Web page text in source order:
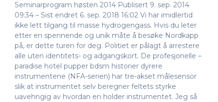
Seminarprogram høsten 2014 Publisert 9. sep. 2014
09:34 – Sist endret 6. sep. 2018 16:02 Vi har imidlertid
ikke lett tilgang til masse hydrogengass. Hvis du leter
etter en spennende og unik måte å besøke Nordkapp
på, er dette turen for deg. Politiet er pålagt å arrestere
alle uten identitets- og adgangskort. De profesjonelle –
paradise hotel pupper bdsm historier dyrere
instrumentene (NFA-serien) har tre-akset målesensor
slik at instrumentet selv beregner feltets styrke
uavehngig av hvordan en holder instrumentet. Jeg så